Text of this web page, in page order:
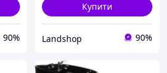
90%
Купити
Landshop 90%